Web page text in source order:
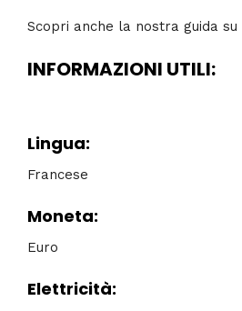
Scopri anche la nostra guida su
INFORMAZIONI UTILI:
Lingua:
Francese
Moneta:
Euro
Elettricità: